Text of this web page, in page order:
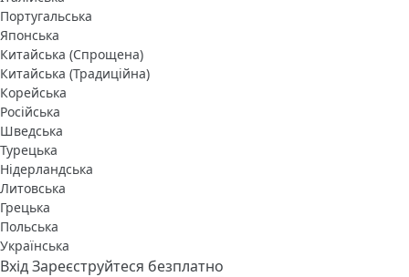
Португальська
Японська
Китайська (Спрощена)
Китайська (Традиційна)
Корейська
Російська
Шведська
Турецька
Нідерландська
Литовська
Грецька
Польська
Українська
ВхідЗареєструйтеся безплатно